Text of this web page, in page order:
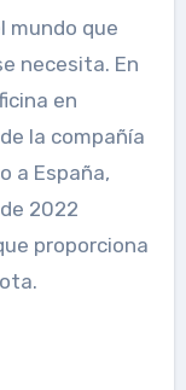
mundo que
necesita. En
en
la compañía
a España,
2022
proporciona